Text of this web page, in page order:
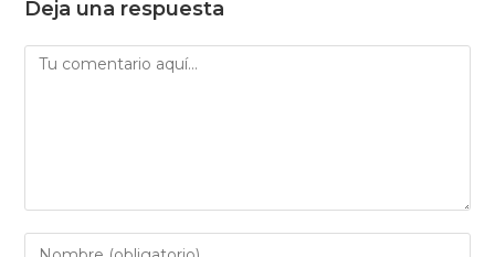
Deja una respuesta
Comentario
Introduce